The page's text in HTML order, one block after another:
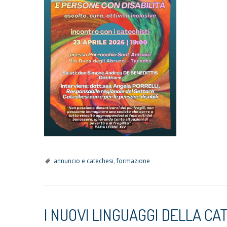
annuncio e catechesi,formazione
I NUOVI LINGUAGGI DELLA